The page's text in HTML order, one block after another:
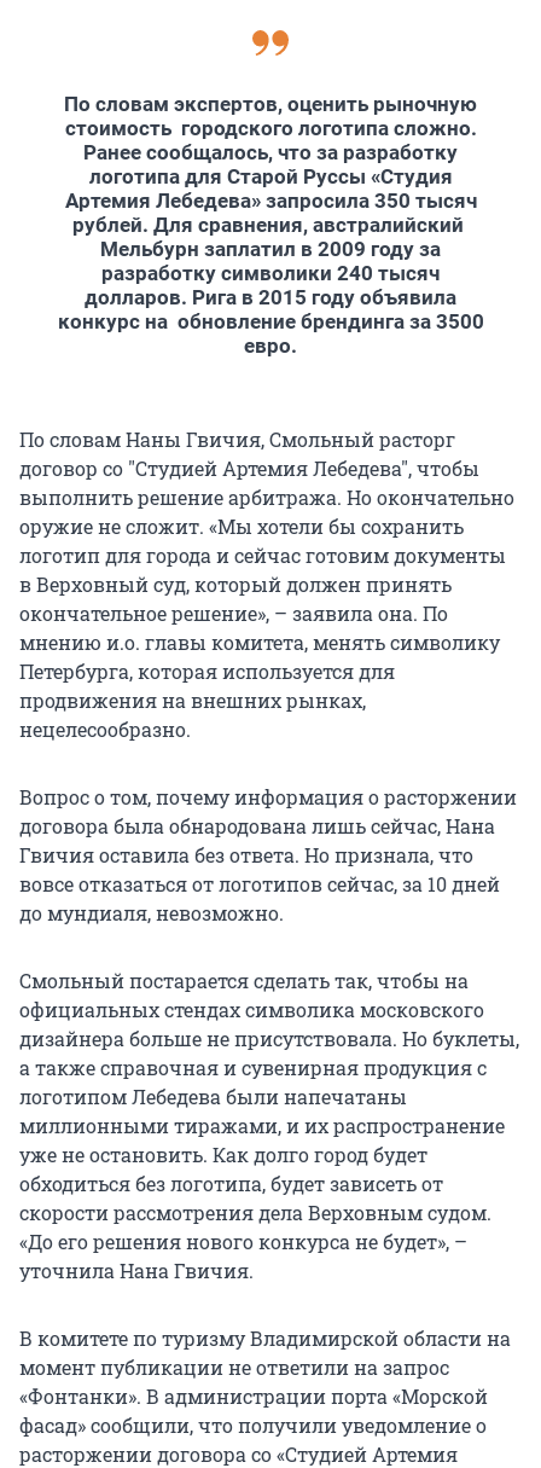
По словам экспертов, оценить рыночную
стоимость городского логотипа сложно.
Ранее сообщалось, что за разработку
логотипа для Старой Руссы «Студия
Артемия Лебедева» запросила 350 тысяч
рублей. Для сравнения, австралийский
Мельбурн заплатил в 2009 году за
разработку символики 240 тысяч
долларов. Рига в 2015 году объявила
конкурс на обновление брендинга за 3500
евро.
По словам Наны Гвичия, Смольный расторг
договор со "Студией Артемия Лебедева", чтобы
выполнить решение арбитража. Но окончательно
оружие не сложит. «Мы хотели бы сохранить
логотип для города и сейчас готовим документы
в Верховный суд, который должен принять
окончательное решение», – заявила она. По
мнению и.о. главы комитета, менять символику
Петербурга, которая используется для
продвижения на внешних рынках,
нецелесообразно.
Вопрос о том, почему информация о расторжении
договора была обнародована лишь сейчас, Нана
Гвичия оставила без ответа. Но признала, что
вовсе отказаться от логотипов сейчас, за 10 дней
до мундиаля, невозможно.
Смольный постарается сделать так, чтобы на
официальных стендах символика московского
дизайнера больше не присутствовала. Но буклеты,
а также справочная и сувенирная продукция с
логотипом Лебедева были напечатаны
миллионными тиражами, и их распространение
уже не остановить. Как долго город будет
обходиться без логотипа, будет зависеть от
скорости рассмотрения дела Верховным судом.
«До его решения нового конкурса не будет», –
уточнила Нана Гвичия.
В комитете по туризму Владимирской области на
момент публикации не ответили на запрос
«Фонтанки». В администрации порта «Морской
фасад» сообщили, что получили уведомление о
расторжении договора со «Студией Артемия